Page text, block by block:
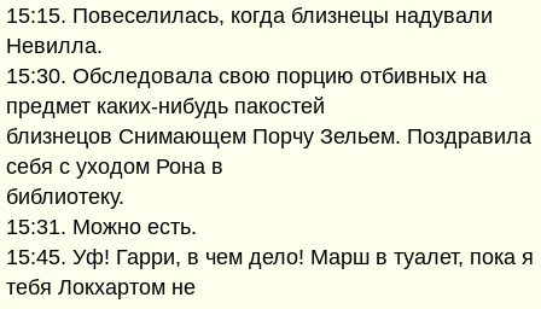
15:15. Повеселилась, когда близнецы надували
Невилла.
15:30. Обследовала свою порцию отбивных на
предмет каких-нибудь пакостей
близнецов Снимающем Порчу Зельем. Поздравила
себя с уходом Рона в
библиотеку.
15:31. Можно есть.
15:45. Уф! Гарри, в чем дело! Марш в туалет, пока я
тебя Локхартом не